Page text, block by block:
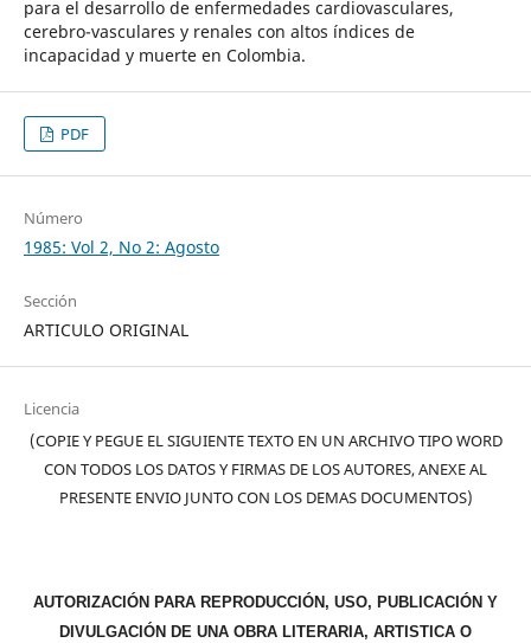
para el desarrollo de enfermedades cardiovasculares,
cerebro-vasculares y renales con altos índices de
incapacidad y muerte en Colombia.
PDF
Número
1985: Vol 2, No 2: Agosto
Sección
ARTICULO ORIGINAL
Licencia
(COPIE Y PEGUE EL SIGUIENTE TEXTO EN UN ARCHIVO TIPO WORD
CON TODOS LOS DATOS Y FIRMAS DE LOS AUTORES, ANEXE AL
PRESENTE ENVIO JUNTO CON LOS DEMAS DOCUMENTOS)
AUTORIZACIÓN PARA REPRODUCCIÓN, USO, PUBLICACIÓN Y
DIVULGACIÓN DE UNA OBRA LITERARIA, ARTISTICA O